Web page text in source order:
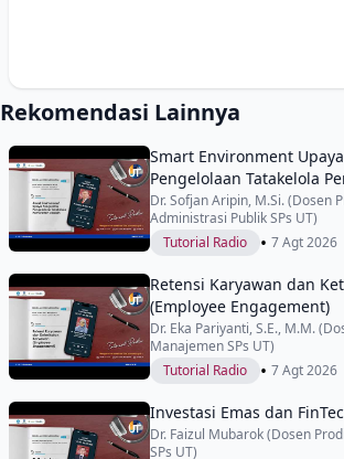
Rekomendasi Lainnya
Smart Environment
Pengelolaan Tatakelola
Dr. Sofjan Aripin, M.Si. (Dosen
Administrasi Publik SPs UT)
Tutorial Radio
• 7 Agt 2026
Retensi Karyawan dan
(Employee Engagement)
Dr. Eka Pariyanti, S.E., M.M.
Manajemen SPs UT)
Tutorial Radio
• 7 Agt 2026
Investasi Emas dan
Dr. Faizul Mubarok (Dosen
SPs UT)